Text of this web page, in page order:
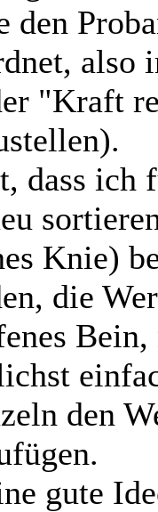
den
"Kraft
dass ich
Knie)
die
den
gute